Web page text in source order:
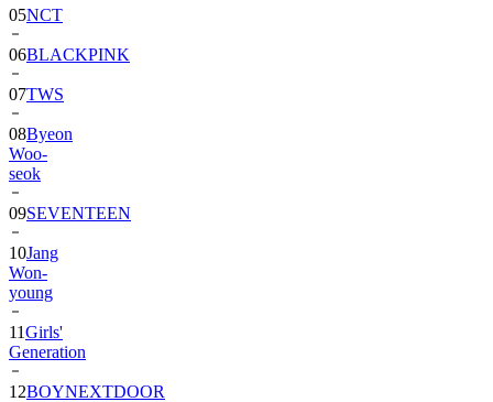
06BLACKPINK
07TWS
08Byeon
Woo-
seok
09SEVENTEEN
10Jang
Won-
young
11Girls'
Generation
12BOYNEXTDOOR
13IDID